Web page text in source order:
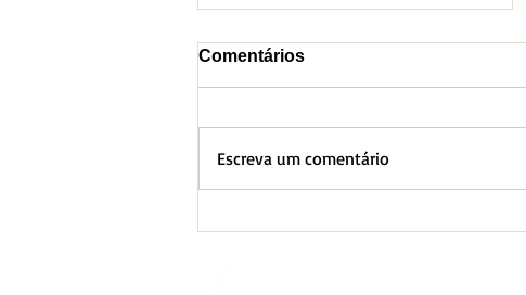
Comentários
Escreva um comentário